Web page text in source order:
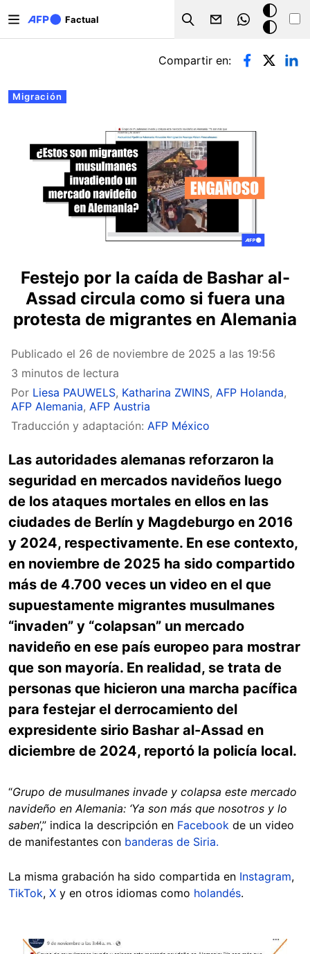
Factual
Search
Modo
oscuro
Solapas principales
Migración
Compartir en:
Festejo por la caída de Bashar al-
Assad circula como si fuera una
protesta de migrantes en Alemania
Publicado el 26 de noviembre de 2025 a las 19:56
3 minutos de lectura
Por Liesa PAUWELS, Katharina ZWINS, AFP Holanda,
AFP Alemania, AFP Austria
Traducción y adaptación: AFP México
Las autoridades alemanas reforzaron la
seguridad en mercados navideños luego
de los ataques mortales en ellos en las
ciudades de Berlín y Magdeburgo en 2016
y 2024, respectivamente. En ese contexto,
en noviembre de 2025 ha sido compartido
más de 4.700 veces un video en el que
supuestamente migrantes musulmanes
“invaden” y “colapsan” un mercado
navideño en ese país europeo para mostrar
que son mayoría. En realidad, se trata de
personas que hicieron una marcha pacífica
para festejar el derrocamiento del
expresidente sirio Bashar al-Assad en
diciembre de 2024, reportó la policía local.
“Grupo de musulmanes invade y colapsa este mercado
navideño en Alemania: ‘Ya son más que nosotros y lo
saben’,” indica la descripción en Facebook de un video
de manifestantes con banderas de Siria.
La misma grabación ha sido compartida en Instagram,
TikTok, X y en otros idiomas como holandés.
Image